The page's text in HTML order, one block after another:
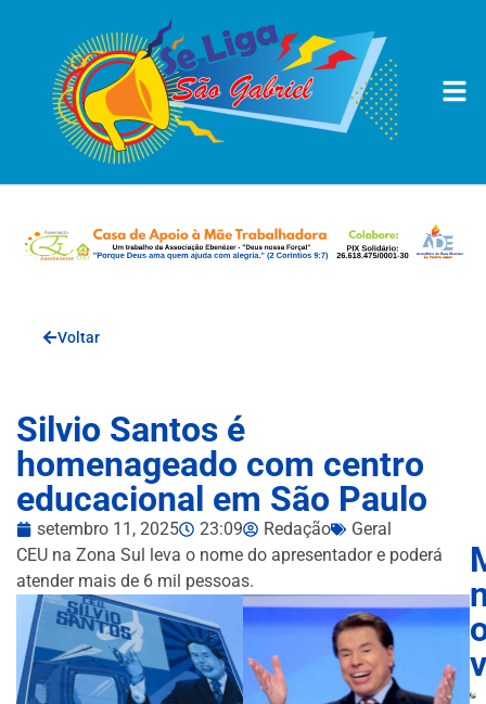
Voltar
Silvio Santos é
homenageado com centro
educacional em São Paulo
setembro 11, 2025 23:09 Redação
Geral
CEU na Zona Sul leva o nome do apresentador e poderá
atender mais de 6 mil pessoas.